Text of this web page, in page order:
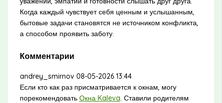
Когда каждый чувствует себя ценным и услышанным,
бытовые задачи становятся не источником конфликта,
а способом проявить заботу.
Комментарии
andrey_smirnov 08-05-2026 13:44
Если кто как раз присматривается к окнам, могу
порекомендовать Окна Kaleva . Ставили родителям